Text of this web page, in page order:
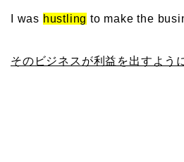
I was hustling to make the
そのビジネスが利益を出すよう